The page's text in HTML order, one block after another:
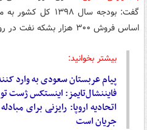
اساس فروش ۳۰۰ هزار بشکه نفت در روز بسته شده است.
بیشتر بخوانید:
پیام عربستان سعودی به وارد
فایننشال‌تایمز: اینستکس ژست
اتحادیه اروپا: رایزنی برای
جریان است